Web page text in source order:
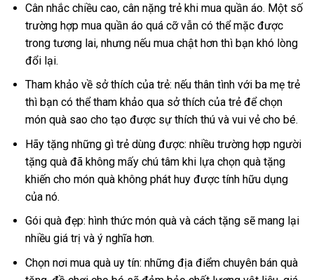
Cân nhắc chiều cao, cân nặng trẻ khi mua quần áo. Một số
trường hợp mua quần áo quá cỡ vẫn có thể mặc được
trong tương lai, nhưng nếu mua chật hơn thì bạn khó lòng
đổi lại.
Tham khảo về sở thích của trẻ: nếu thân tình với ba mẹ trẻ
thì bạn có thể tham khảo qua sở thích của trẻ để chọn
món quà sao cho tạo được sự thích thú và vui vẻ cho bé.
Hãy tặng những gì trẻ dùng được: nhiều trường hợp người
tặng quà đã không mấy chú tâm khi lựa chọn quà tặng
khiến cho món quà không phát huy được tính hữu dụng
của nó.
Gói quà đẹp: hình thức món quà và cách tặng sẽ mang lại
nhiều giá trị và ý nghĩa hơn.
Chọn nơi mua quà uy tín: những địa điểm chuyên bán quà